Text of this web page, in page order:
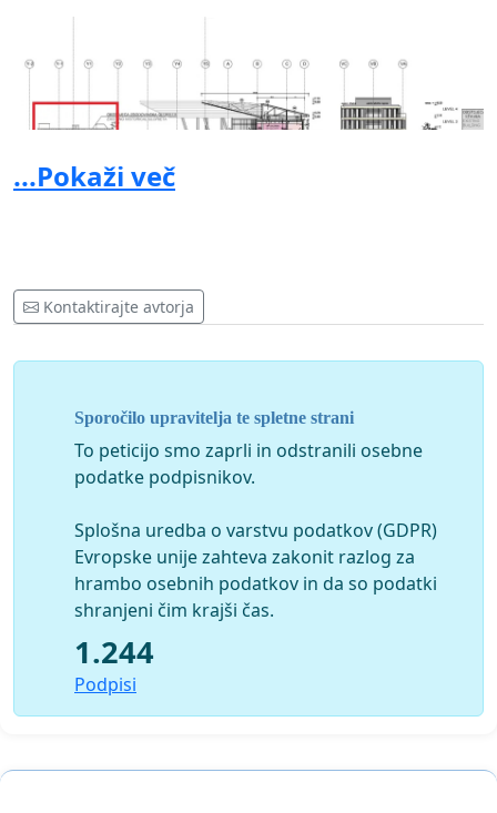
Shema dr. Miloša Kosca, ki ilustrira razmerje med starim
in novim - v rdečem kvadratu je Plečnikova glorieta
https://outsider.si/milos-kosec-dokumenti-barbarizma/
Presentation by dr. Miloš Kosec, which illustrates the
relationship between the old
and the new - in the red square is Plečnik's gloriette
false-dilemma
Petition
Let’s Save the Plečnik Stadium
The Plečnik Stadium, together with other Plečnik's
architectural works in Ljubljana, was declared a
the Bežigrad sports park company (BŠP, Bežigrajski
...Pokaži več
Kontaktirajte avtorja
Sporočilo upravitelja te spletne strani
To peticijo smo zaprli in odstranili osebne
podatke podpisnikov.
Splošna uredba o varstvu podatkov (GDPR)
Evropske unije zahteva zakonit razlog za
hrambo osebnih podatkov in da so podatki
shranjeni čim krajši čas.
1.244
Podpisi